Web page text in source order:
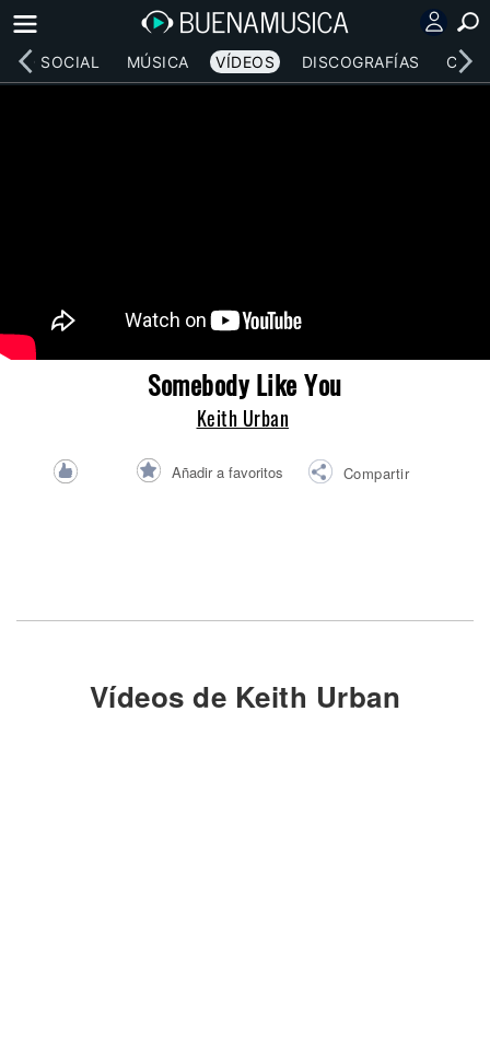
RED SOCIAL MÚSICA VÍDEOS DISCOGRAFÍAS
Somebody Like You
Keith Urban
Añadir a favoritos Compartir
Vídeos de Keith Urban